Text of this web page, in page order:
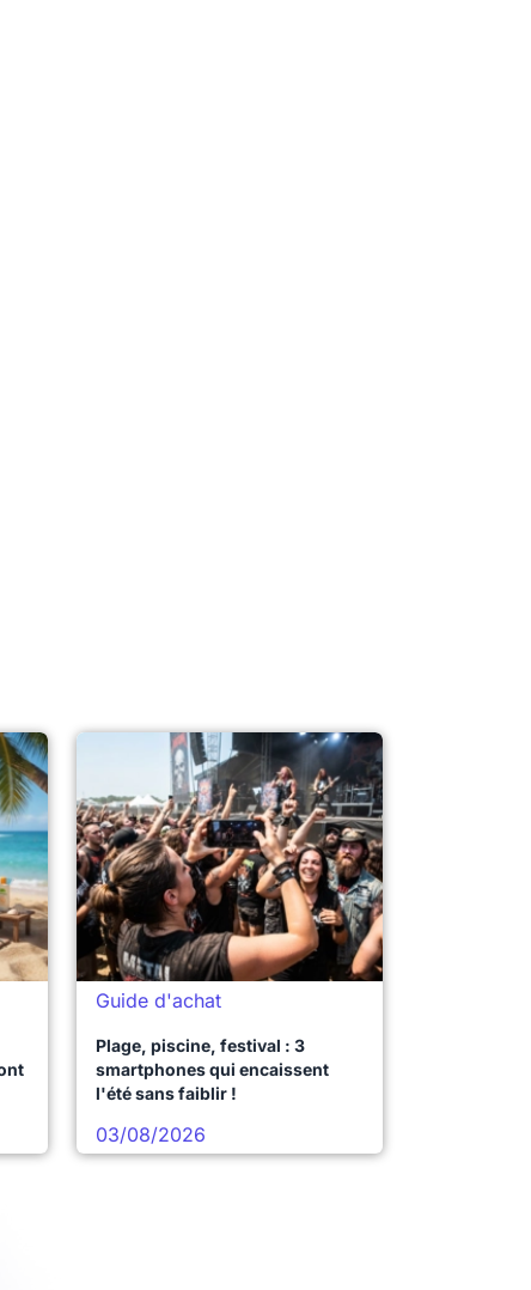
Guide d'achat
Plage, piscine, festival : 3
smartphones qui encaissent
l'été sans faiblir !
03/08/2026